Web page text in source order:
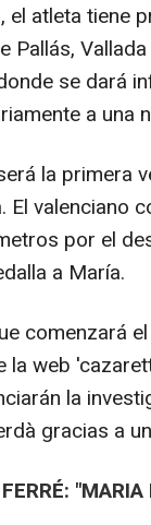
el atleta tiene
Pallás,
se dará
a una
la primera
El valenciano
por el
a María.
comenzará
la web
la
gracias a